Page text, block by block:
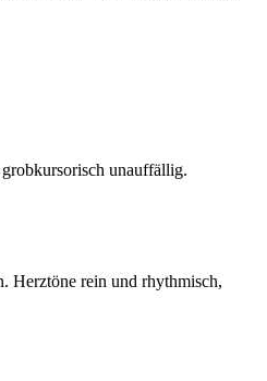
unauffällig.
Herztöne rein und rhythmisch,